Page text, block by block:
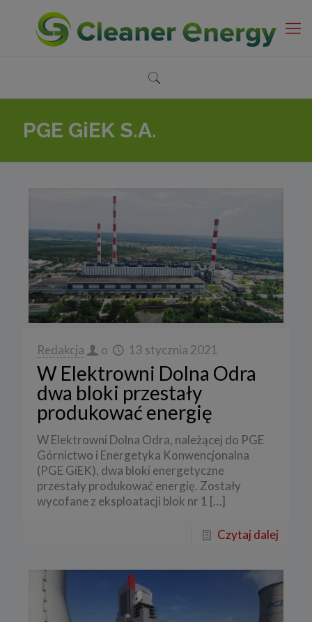
PGE GiEK S.A.
Redakcja o 13 stycznia 2021
W Elektrowni Dolna Odra
dwa bloki przestały
produkować energię
W Elektrowni Dolna Odra, należącej do PGE
Górnictwo i Energetyka Konwencjonalna
(PGE GiEK), dwa bloki energetyczne
przestały produkować energię. Zostały
wycofane z eksploatacji blok nr 1 […]
Czytaj dalej